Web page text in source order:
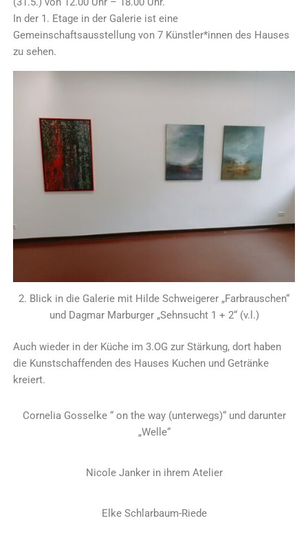
In der 1. Etage in der Galerie ist eine
Gemeinschaftsausstellung von 7 Künstler*innen des Hauses
zu sehen.
2. Blick in die Galerie mit Hilde Schweigerer „Farbrauschen“
und Dagmar Marburger „Sehnsucht 1 + 2“ (v.l.)
Auch wieder in der Küche im 3.OG zur Stärkung, dort haben
die Kunstschaffenden des Hauses Kuchen und Getränke
kreiert.
Cornelia Gosselke “ on the way (unterwegs)“ und darunter
„Welle“
Nicole Janker in ihrem Atelier
Elke Schlarbaum-Riede